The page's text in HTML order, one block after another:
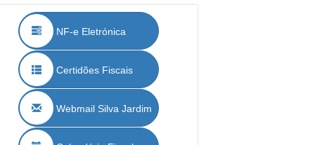
NF-e Eletrónica
Certidões Fiscais
Webmail Silva Jardim